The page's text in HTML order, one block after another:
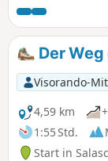
dieser Region
Ruhe kommt.
Der
Visorando-
4,59 km
1:55 Std.
Start in